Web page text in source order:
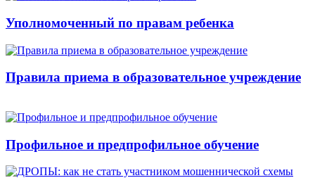
Уполномоченный по правам ребенка
Правила приема в образовательное учреждение
Профильное и предпрофильное обучение